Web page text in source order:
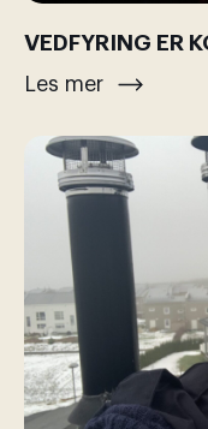
VEDFYRING ER
Les mer